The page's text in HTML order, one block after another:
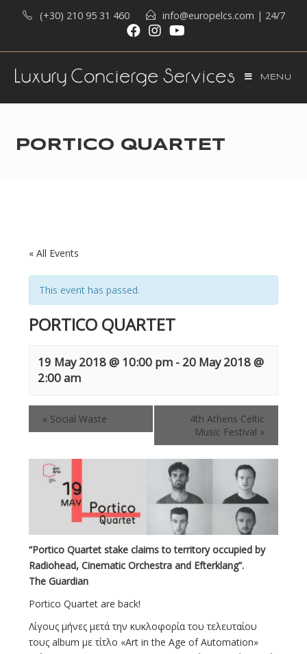
(+30) 210 95 31 460 info@europelcs.com | 24/7
MENU
PORTICO QUARTET
« All Events
This event has passed.
PORTICO QUARTET
19 May 2018 @ 10:00 pm - 20 May 2018 @
2:00 am
« Social Waste
4th Athens Celtic
Music Festival »
“Portico Quartet stake claims to territory occupied by
Radiohead, Cinematic Orchestra and Efterklang”.
The Guardian
Portico Quartet are back!
Λίγους μήνες μετά την κυκλοφορία του τελευταίου
τους album με τίτλο «Art in the Age of Automation»